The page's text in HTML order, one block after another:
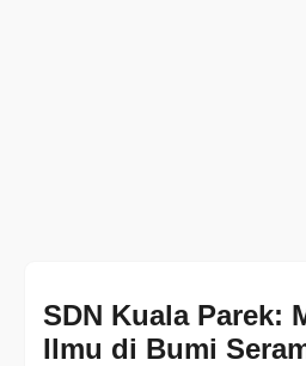
SDN Kuala Parek:
Ilmu di Bumi